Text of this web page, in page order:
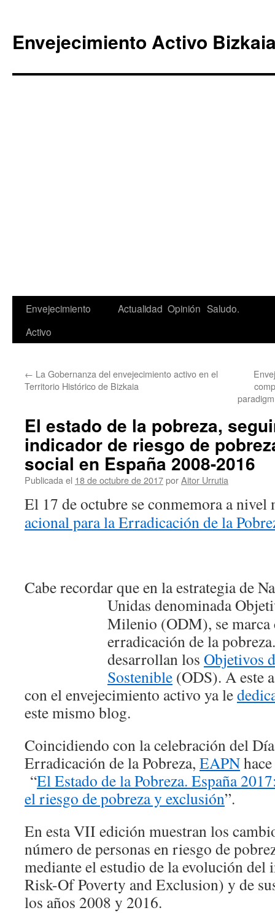
Envejecimiento Activo
Saltar
Envejecimiento
Activo
Actualidad Opinión Saludo.
← La Gobernanza del envejecimiento activo en el
Territorio Histórico de Bizkaia
El estado de la pobreza,
indicador de riesgo de
social en España 2008-2016
Publicada el 18 de octubre de 2017porAitor Urrutia
El 17 de octubre se conmemora a
acional para la Erradicación de la
Cabe recordar que en la estrategia de
Unidas denominada
Milenio (ODM), se
erradicación de la
desarrollan los Objetivos
Sostenible (ODS). A este
con el envejecimiento activo ya le
este mismo blog.
Coincidiendo con la celebración del
Erradicación de la Pobreza, EAPN
“El Estado de la Pobreza. España
el riesgo de pobreza y exclusión”.
En esta VII edición muestran los
número de personas en riesgo de
mediante el estudio de la evolución
Risk-Of Poverty and Exclusion) y de
los años 2008 y 2016.